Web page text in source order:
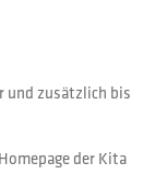
und zusätzlich bis
der Kita